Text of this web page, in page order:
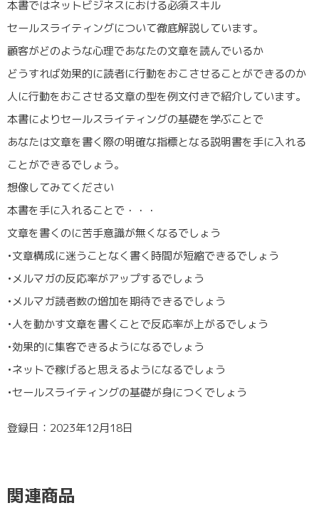
本書ではネットビジネスにおける必須スキル
セールスライティングについて徹底解説しています。
顧客がどのような心理であなたの文章を読んでいるか
どうすれば効果的に読者に行動をおこさせることができるのか
人に行動をおこさせる文章の型を例文付きで紹介しています。
本書によりセールスライティングの基礎を学ぶことで
あなたは文章を書く際の明確な指標となる説明書を手に入れる
ことができるでしょう。
想像してみてください
本書を手に入れることで・・・
文章を書くのに苦手意識が無くなるでしょう
•文章構成に迷うことなく書く時間が短縮できるでしょう
•メルマガの反応率がアップするでしょう
•メルマガ読者数の増加を期待できるでしょう
•人を動かす文章を書くことで反応率が上がるでしょう
•効果的に集客できるようになるでしょう
•ネットで稼げると思えるようになるでしょう
•セールスライティングの基礎が身につくでしょう
登録日：2023年12月18日
関連商品